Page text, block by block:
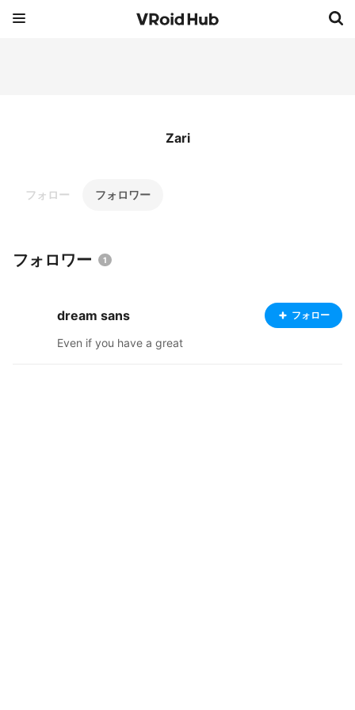
Zari
フォロー フォロワー
フォロワー 1
dream sans フォロー
Even if you have a great